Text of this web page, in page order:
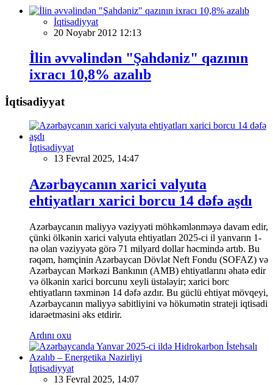
İqtisadiyyat
20 Noyabr 2012 12:13
İlin əvvəlindən "Şahdəniz" qazının
ixracı 10,8% azalıb
İqtisadiyyat
İqtisadiyyat
13 Fevral 2025, 14:47
Azərbaycanın xarici valyuta
ehtiyatları xarici borcu 14 dəfə aşdı
Azərbaycanın maliyyə vəziyyəti möhkəmlənməyə davam edir,
çünki ölkənin xarici valyuta ehtiyatları 2025-ci il yanvarın 1-
nə olan vəziyyətə görə 71 milyard dollar həcmində artıb. Bu
rəqəm, həmçinin Azərbaycan Dövlət Neft Fondu (SOFAZ) və
Azərbaycan Mərkəzi Bankının (AMB) ehtiyatlarını əhatə edir
və ölkənin xarici borcunu xeyli üstələyir; xarici borc
ehtiyatların təxminən 14 dəfə azdır. Bu güclü ehtiyat mövqeyi,
Azərbaycanın maliyyə sabitliyini və hökumətin strateji iqtisadi
idarəetməsini əks etdirir.
Ardını oxu
İqtisadiyyat
13 Fevral 2025, 14:07